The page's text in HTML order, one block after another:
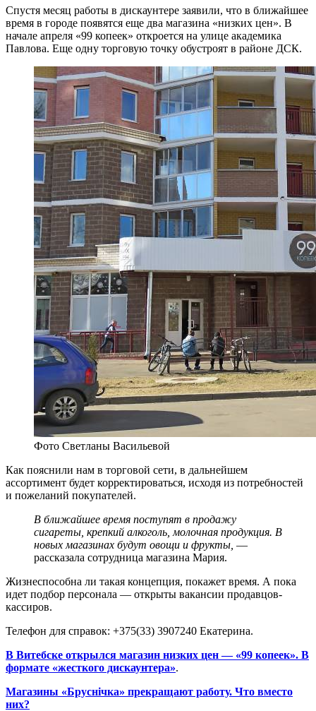
Спустя месяц работы в дискаунтере заявили, что в ближайшее
время в городе появятся еще два магазина «низких цен». В
начале апреля «99 копеек» откроется на улице академика
Павлова. Еще одну торговую точку обустроят в районе ДСК.
Фото Светланы Васильевой
Как пояснили нам в торговой сети, в дальнейшем
ассортимент будет корректироваться, исходя из потребностей
и пожеланий покупателей.
В ближайшее время поступят в продажу
сигареты, крепкий алкоголь, молочная продукция. В
новых магазинах будут овощи и фрукты, —
рассказала сотрудница магазина Мария.
Жизнеспособна ли такая концепция, покажет время. А пока
идет подбор персонала — открыты вакансии продавцов-
кассиров.
Телефон для справок: +375(33) 3907240 Екатерина.
В Витебске открылся магазин низких цен — «99 копеек». В
формате «жесткого дискаунтера».
Магазины «Бруснічка» прекращают работу. Что вместо
них?